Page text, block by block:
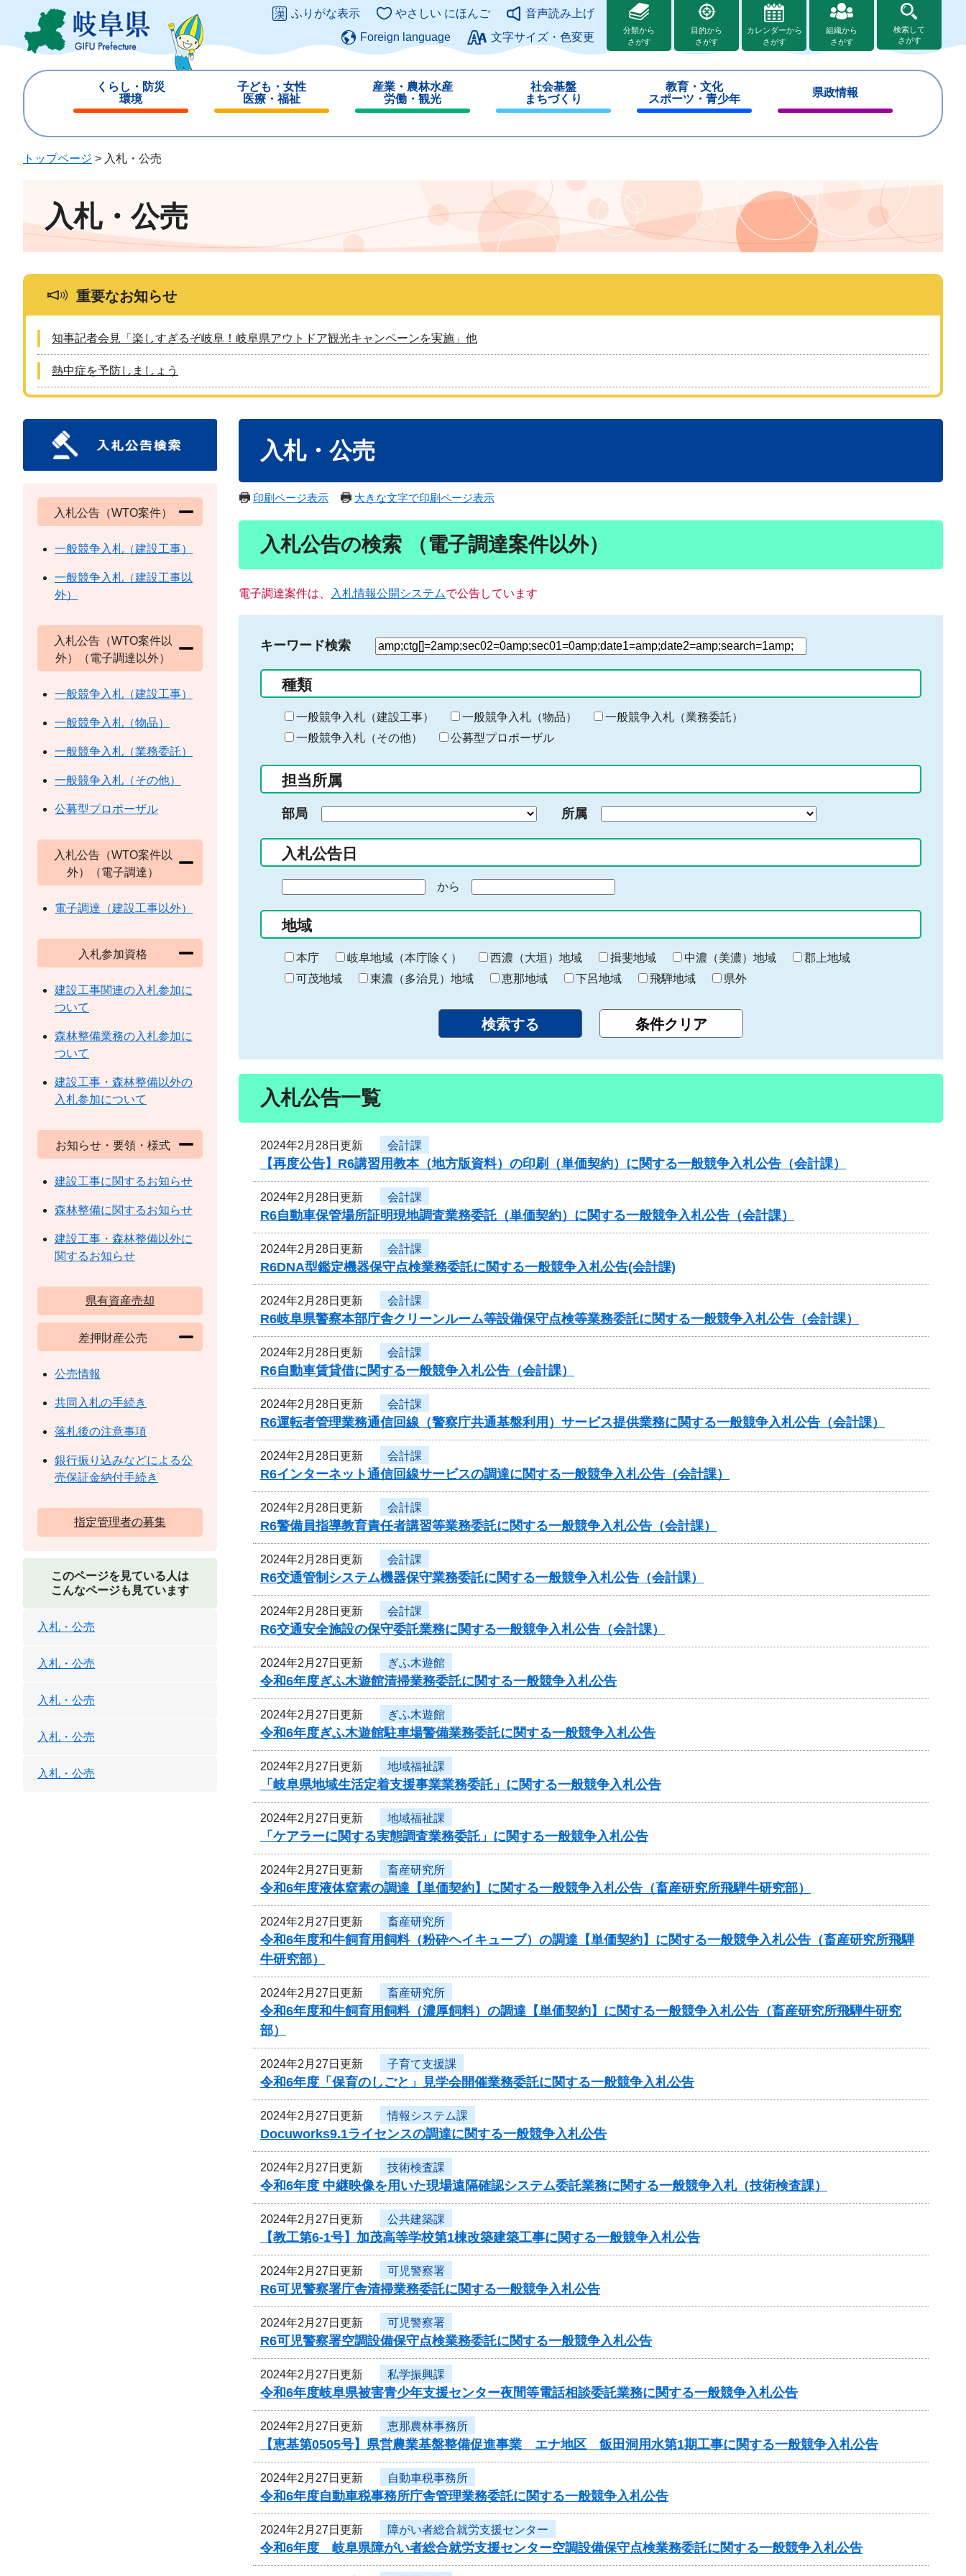
ジ
ュ
このページの本文へ
ふりがな表示 やさしい にほんご
音声読み上げ
Foreign language
文字サイズ・色変更
分類から
さがす
目的から
さがす
カレンダーから
さがす
組織から
さがす
検索して
さがす
くらし・防災
環境
じ
子ども・女性
医療・福祉
じ
産業・農林水産
労働・観光
じ
社会基盤
まちづくり
じ
教育・文化
スポーツ・青少年
じ
県政情報
じ
トップページ > 入札・公売
入札・公売
重要なお知らせ
知事記者会見「楽しすぎるぞ岐阜！岐阜県アウトドア観光キャンペーンを実施」他
熱中症を予防しましょう
入札・公売
印刷ページ表示 大きな文字で印刷ページ表示
入札公告の検索 （電子調達案件以外）
電子調達案件は、 入札情報公開システムで公告しています
キーワード検索
検
る
キ
ー
ー
入
力
種類
一般競争入札（建設工事） 一般競争入札（物品）
一般競争入札（業務委託）
一般競争入札（その他）
公募型プロポーザル
担当所属
部局 所属
入札公告日
の
始
ま
り
から
終
わ
り
地域
本庁 岐阜地域（本庁除く） 西濃（大垣）地域 揖斐地域 中濃（美濃）地域
郡上地域
可茂地域
東濃（多治見）地域 恵那地域 下呂地域 飛騨地域 県外
入札公告一覧
2024年2月28日更新 会計課
【再度公告】R6講習用教本（地方版資料）の印刷（単価契約）に関する一般競争入札公告（会計課）
2024年2月28日更新 会計課
R6自動車保管場所証明現地調査業務委託（単価契約）に関する一般競争入札公告（会計課）
2024年2月28日更新 会計課
R6DNA型鑑定機器保守点検業務委託に関する一般競争入札公告(会計課)
2024年2月28日更新 会計課
R6岐阜県警察本部庁舎クリーンルーム等設備保守点検等業務委託に関する一般競争入札公告（会計課）
2024年2月28日更新 会計課
R6自動車賃貸借に関する一般競争入札公告（会計課）
2024年2月28日更新 会計課
R6運転者管理業務通信回線（警察庁共通基盤利用）サービス提供業務に関する一般競争入札公告（会計課）
2024年2月28日更新 会計課
R6インターネット通信回線サービスの調達に関する一般競争入札公告（会計課）
2024年2月28日更新 会計課
R6警備員指導教育責任者講習等業務委託に関する一般競争入札公告（会計課）
2024年2月28日更新 会計課
R6交通管制システム機器保守業務委託に関する一般競争入札公告（会計課）
2024年2月28日更新 会計課
R6交通安全施設の保守委託業務に関する一般競争入札公告（会計課）
2024年2月27日更新 ぎふ木遊館
令和6年度ぎふ木遊館清掃業務委託に関する一般競争入札公告
2024年2月27日更新 ぎふ木遊館
令和6年度ぎふ木遊館駐車場警備業務委託に関する一般競争入札公告
2024年2月27日更新 地域福祉課
「岐阜県地域生活定着支援事業業務委託」に関する一般競争入札公告
2024年2月27日更新 地域福祉課
「ケアラーに関する実態調査業務委託」に関する一般競争入札公告
2024年2月27日更新 畜産研究所
令和6年度液体窒素の調達【単価契約】に関する一般競争入札公告（畜産研究所飛騨牛研究部）
2024年2月27日更新 畜産研究所
令和6年度和牛飼育用飼料（粉砕ヘイキューブ）の調達【単価契約】に関する一般競争入札公告（畜産研究所飛騨
牛研究部）
2024年2月27日更新 畜産研究所
令和6年度和牛飼育用飼料（濃厚飼料）の調達【単価契約】に関する一般競争入札公告（畜産研究所飛騨牛研究
部）
2024年2月27日更新 子育て支援課
令和6年度「保育のしごと」見学会開催業務委託に関する一般競争入札公告
2024年2月27日更新 情報システム課
Docuworks9.1ライセンスの調達に関する一般競争入札公告
2024年2月27日更新 技術検査課
令和6年度 中継映像を用いた現場遠隔確認システム委託業務に関する一般競争入札（技術検査課）
2024年2月27日更新 公共建築課
【教工第6-1号】加茂高等学校第1棟改築建築工事に関する一般競争入札公告
2024年2月27日更新 可児警察署
R6可児警察署庁舎清掃業務委託に関する一般競争入札公告
2024年2月27日更新 可児警察署
R6可児警察署空調設備保守点検業務委託に関する一般競争入札公告
2024年2月27日更新 私学振興課
令和6年度岐阜県被害青少年支援センター夜間等電話相談委託業務に関する一般競争入札公告
2024年2月27日更新 恵那農林事務所
【恵基第0505号】県営農業基盤整備促進事業 エナ地区 飯田洞用水第1期工事に関する一般競争入札公告
2024年2月27日更新 自動車税事務所
令和6年度自動車税事務所庁舎管理業務委託に関する一般競争入札公告
2024年2月27日更新 障がい者総合就労支援センター
令和6年度 岐阜県障がい者総合就労支援センター空調設備保守点検業務委託に関する一般競争入札公告
入札公告（WTO案件）
一般競争入札（建設工事）
一般競争入札（建設工事以
外）
入札公告（WTO案件以
外）（電子調達以外）
一般競争入札（建設工事）
一般競争入札（物品）
一般競争入札（業務委託）
一般競争入札（その他）
公募型プロポーザル
入札公告（WTO案件以
外）（電子調達）
電子調達（建設工事以外）
入札参加資格
建設工事関連の入札参加に
ついて
森林整備業務の入札参加に
ついて
建設工事・森林整備以外の
入札参加について
お知らせ・要領・様式
建設工事に関するお知らせ
森林整備に関するお知らせ
建設工事・森林整備以外に
関するお知らせ
県有資産売却
差押財産公売
公売情報
共同入札の手続き
落札後の注意事項
銀行振り込みなどによる公
売保証金納付手続き
指定管理者の募集
このページを見ている人は
こんなページも見ています
入札・公売
入札・公売
入札・公売
入札・公売
入札・公売